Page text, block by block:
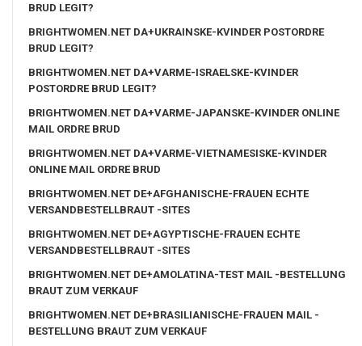
BRUD LEGIT?
BRIGHTWOMEN.NET DA+UKRAINSKE-KVINDER POSTORDRE
BRUD LEGIT?
BRIGHTWOMEN.NET DA+VARME-ISRAELSKE-KVINDER
POSTORDRE BRUD LEGIT?
BRIGHTWOMEN.NET DA+VARME-JAPANSKE-KVINDER ONLINE
MAIL ORDRE BRUD
BRIGHTWOMEN.NET DA+VARME-VIETNAMESISKE-KVINDER
ONLINE MAIL ORDRE BRUD
BRIGHTWOMEN.NET DE+AFGHANISCHE-FRAUEN ECHTE
VERSANDBESTELLBRAUT -SITES
BRIGHTWOMEN.NET DE+AGYPTISCHE-FRAUEN ECHTE
VERSANDBESTELLBRAUT -SITES
BRIGHTWOMEN.NET DE+AMOLATINA-TEST MAIL -BESTELLUNG
BRAUT ZUM VERKAUF
BRIGHTWOMEN.NET DE+BRASILIANISCHE-FRAUEN MAIL -
BESTELLUNG BRAUT ZUM VERKAUF